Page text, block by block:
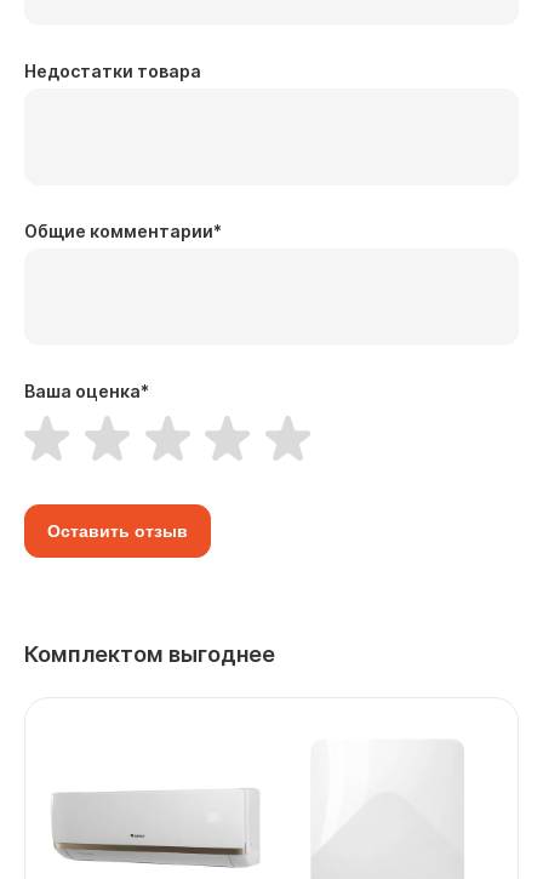
Недостатки товара
Общие комментарии*
Ваша оценка*
Оставить отзыв
Комплектом выгоднее